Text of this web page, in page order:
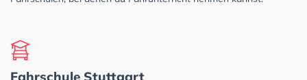
Fahrschule Stuttgart